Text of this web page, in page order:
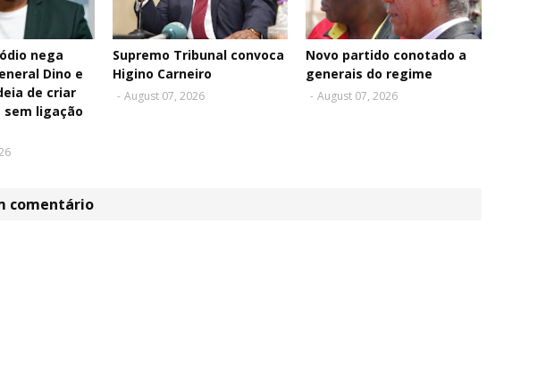
nega
Dino e
de criar
ligação
Supremo Tribunal convoca
Higino Carneiro
- August 07, 2026
Novo partido conotado a
generais do regime
- August 07, 2026
comentário